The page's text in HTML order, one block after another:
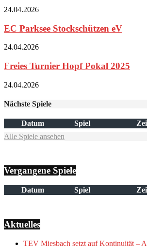
24.04.2026
EC Parksee Stockschützen eV
24.04.2026
Freies Turnier Hopf Pokal 2025
24.04.2026
Nächste Spiele
Datum Spiel
Alle Spiele ansehen
Vergangene Spiele
Datum Spiel
Aktuelles
TEV Miesbach setzt auf Kontinuität –